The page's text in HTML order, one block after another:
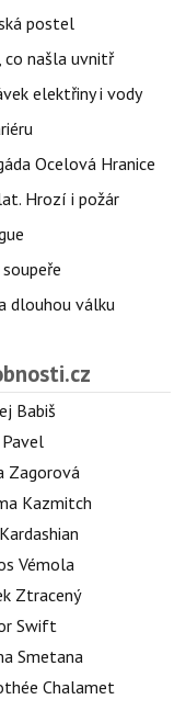
postel
našla uvnitř
elektřiny i vody
Ocelová Hranice
Hrozí i požár
dlouhou válku
Babiš
Zagorová
Kazmitch
Vémola
Ztracený
Swift
Smetana
Chalamet